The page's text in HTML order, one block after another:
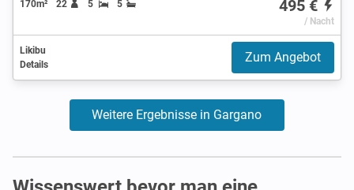
170m² 22 5 5 495 €
/ Nacht
Likibu
Details
Zum Angebot
Weitere Ergebnisse in Gargano